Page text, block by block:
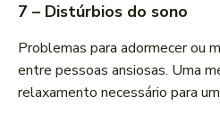
7 – Distúrbios do sono
Problemas para adormecer ou
entre pessoas ansiosas. Uma
relaxamento necessário para